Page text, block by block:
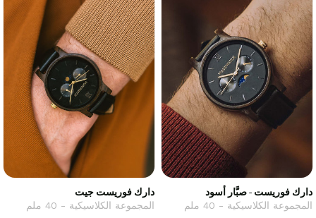
دارك فوريست - صبَّار أسود
المجموعة الكلاسيكية - 40 ملم
دارك فوريست جيت
المجموعة الكلاسيكية - 40 ملم